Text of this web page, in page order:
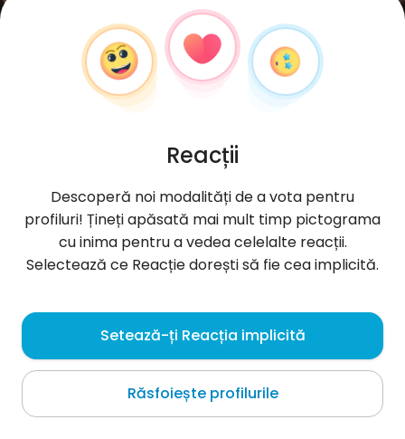
Klaudia , 29
Poznań
Reacții
Descoperă noi modalități de a vota pentru
profiluri! Țineți apăsată mai mult timp pictograma
cu inima pentru a vedea celelalte reacții.
Selectează ce Reacție dorești să fie cea implicită.
Setează-ți Reacția implicită
Răsfoiește profilurile